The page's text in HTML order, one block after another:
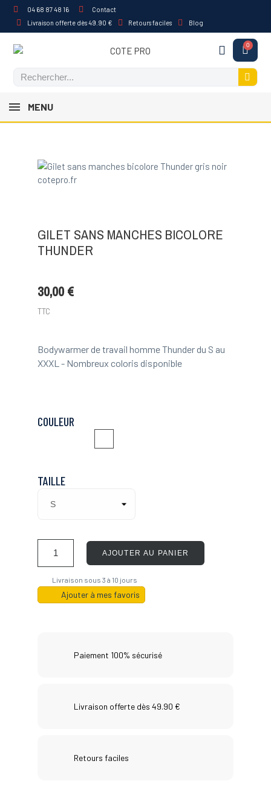
04 68 87 48 16
Contact
Livraison offerte dès 49.90 €
Retours faciles Blog
MENU
GILET SANS MANCHES BICOLORE
THUNDER
30,00 €
TTC
Bodywarmer de travail homme Thunder du S au
XXXL - Nombreux coloris disponible
COULEUR
Gris
TAILLE
AJOUTER AU PANIER
Livraison sous 3 à 10 jours
Ajouter à mes favoris
Paiement 100% sécurisé
Livraison offerte dès 49.90 €
Retours faciles